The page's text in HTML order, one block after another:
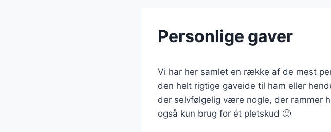
Personlige gaver
Vi har her samlet en række af de mest
den helt rigtige gaveide til ham eller
der selvfølgelig være nogle, der rammer
også kun brug for ét pletskud 🙂